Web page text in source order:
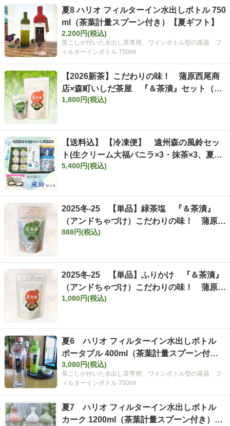
夏8 ハリオ フィルターイン水出しボトル 750
ml（茶葉計量スプーン付き）【夏ギフト】
2,200円(税込)
茶こしが付いた水出し茶専用、ワインボトル型の茶器 フ
ィルターインボトル 750ml
【2026新茶】こだわりの味！ 蒲原西尾商
店×森町いしだ茶屋 『＆茶漬』セット（ア
ンドちゃづけ）
1,800円(税込)
【送料込】 【冷凍便】 遠州森の風鈴セッ
ト(生クリーム大福バニラ×3・抹茶×3、夏す
ずか100ｇ、ティーバッグ深山11ヶ入・きら
5,400円(税込)
2025冬-25 【単品】緑茶塩 『＆茶漬』
（アンドちゃづけ）こだわりの味！ 蒲原西
尾商店×森町いしだ茶屋 とにかく美
888円(税込)
2025冬-25 【単品】ふりかけ 『＆茶漬』
（アンドちゃづけ）こだわりの味！ 蒲原西
尾商店×森町いしだ茶屋
1,080円(税込)
夏6 ハリオ フィルターイン水出しボトル
ポータブル 400ml（茶葉計量スプーン付
き）【夏ギフト】
3,080円(税込)
茶こしが付いた水出し茶専用、ワインボトル型の茶器 フ
ィルターインボトル 750ml
夏7 ハリオ フィルターイン水出しボトル
カーク 1200ml（茶葉計量スプーン付き）